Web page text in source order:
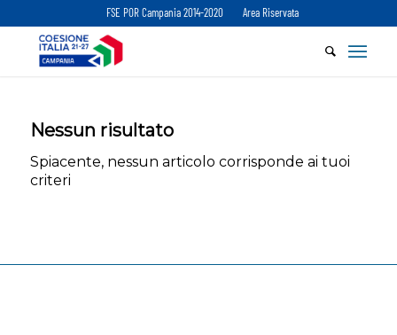
FSE POR Campania 2014-2020 Area Riservata
Nessun risultato
Spiacente, nessun articolo corrisponde ai tuoi
criteri